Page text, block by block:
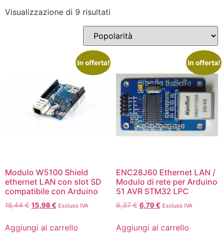
Visualizzazione di 9 risultati
In offerta!
Modulo W5100 Shield
ethernet LAN con slot SD
compatibile con Arduino
18,44€ 15,98€ Escluso IVA
Aggiungi al carrello
In offerta!
ENC28J60 Ethernet LAN /
Modulo di rete per Arduino
51 AVR STM32 LPC
9,37€ 6,79€ Escluso IVA
Aggiungi al carrello